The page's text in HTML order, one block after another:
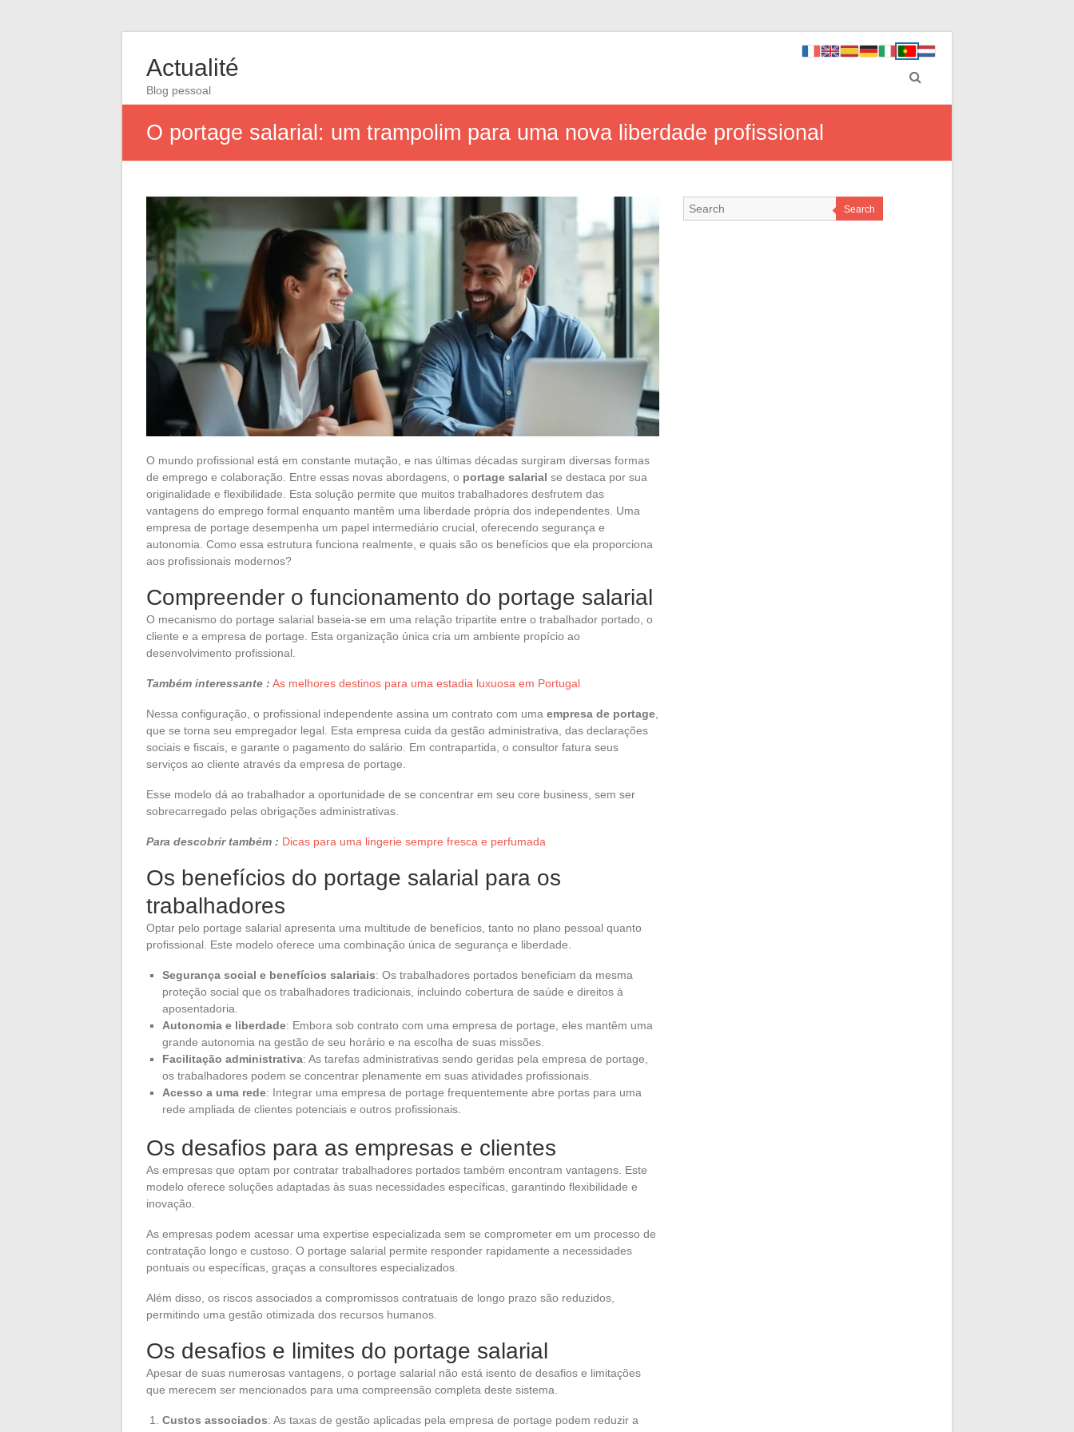
Actualité
Blog pessoal
O portage salarial: um trampolim para uma nova liberdade profissional
O mundo profissional está em constante mutação, e nas últimas décadas surgiram diversas formas
de emprego e colaboração. Entre essas novas abordagens, o portage salarial se destaca por sua
originalidade e flexibilidade. Esta solução permite que muitos trabalhadores desfrutem das
vantagens do emprego formal enquanto mantêm uma liberdade própria dos independentes. Uma
empresa de portage desempenha um papel intermediário crucial, oferecendo segurança e
autonomia. Como essa estrutura funciona realmente, e quais são os benefícios que ela proporciona
aos profissionais modernos?
Compreender o funcionamento do portage salarial
O mecanismo do portage salarial baseia-se em uma relação tripartite entre o trabalhador portado, o
cliente e a empresa de portage. Esta organização única cria um ambiente propício ao
desenvolvimento profissional.
Também interessante : As melhores destinos para uma estadia luxuosa em Portugal
Nessa configuração, o profissional independente assina um contrato com uma empresa de portage
que se torna seu empregador legal. Esta empresa cuida da gestão administrativa, das declarações
sociais e fiscais, e garante o pagamento do salário. Em contrapartida, o consultor fatura seus
serviços ao cliente através da empresa de portage.
Esse modelo dá ao trabalhador a oportunidade de se concentrar em seu core business, sem ser
sobrecarregado pelas obrigações administrativas.
Para descobrir também : Dicas para uma lingerie sempre fresca e perfumada
Os benefícios do portage salarial para os
trabalhadores
Optar pelo portage salarial apresenta uma multitude de benefícios, tanto no plano pessoal quanto
profissional. Este modelo oferece uma combinação única de segurança e liberdade.
Segurança social e benefícios salariais: Os trabalhadores portados beneficiam da mesma
proteção social que os trabalhadores tradicionais, incluindo cobertura de saúde e direitos à
aposentadoria.
Autonomia e liberdade: Embora sob contrato com uma empresa de portage, eles mantêm uma
grande autonomia na gestão de seu horário e na escolha de suas missões.
Facilitação administrativa: As tarefas administrativas sendo geridas pela empresa de portage,
os trabalhadores podem se concentrar plenamente em suas atividades profissionais.
Acesso a uma rede: Integrar uma empresa de portage frequentemente abre portas para uma
rede ampliada de clientes potenciais e outros profissionais.
Os desafios para as empresas e clientes
As empresas que optam por contratar trabalhadores portados também encontram vantagens. Este
modelo oferece soluções adaptadas às suas necessidades específicas, garantindo flexibilidade e
inovação.
As empresas podem acessar uma expertise especializada sem se comprometer em um processo de
contratação longo e custoso. O portage salarial permite responder rapidamente a necessidades
pontuais ou específicas, graças a consultores especializados.
Além disso, os riscos associados a compromissos contratuais de longo prazo são reduzidos,
permitindo uma gestão otimizada dos recursos humanos.
Os desafios e limites do portage salarial
Apesar de suas numerosas vantagens, o portage salarial não está isento de desafios e limitações
que merecem ser mencionados para uma compreensão completa deste sistema.
Custos associados: As taxas de gestão aplicadas pela empresa de portage podem reduzir a
Search